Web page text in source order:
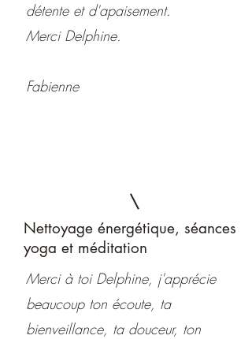
détente et d'apaisement.
Merci Delphine.
Fabienne
Nettoyage énergétique, séances
yoga et méditation
Merci à toi Delphine, j'apprécie
beaucoup ton écoute, ta
bienveillance, ta douceur, ton